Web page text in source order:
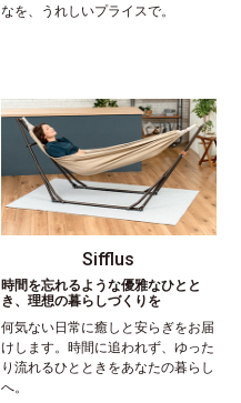
なを、うれしいプライスで。
Sifflus
時間を忘れるような優雅なひとと
き、理想の暮らしづくりを
何気ない日常に癒しと安らぎをお届
けします。時間に追われず、ゆった
り流れるひとときをあなたの暮らし
へ。